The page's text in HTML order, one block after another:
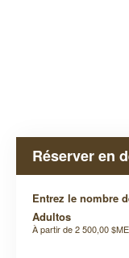
Réserver en
Entrez le nombre
Adultos
À partir de2 500,00